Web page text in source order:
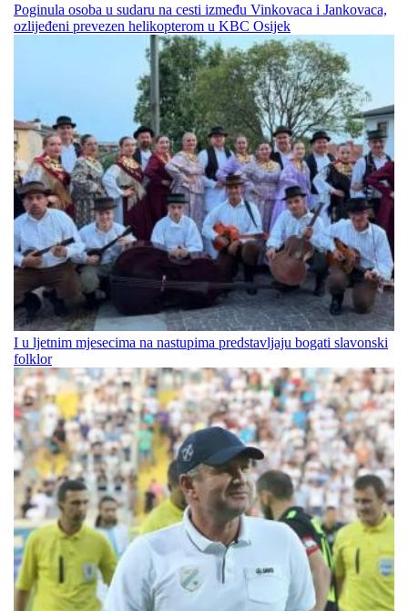
Poginula osoba u sudaru na cesti između Vinkovaca i Jankovaca,
ozlijeđeni prevezen helikopterom u KBC Osijek
I u ljetnim mjesecima na nastupima predstavljaju bogati slavonski
folklor